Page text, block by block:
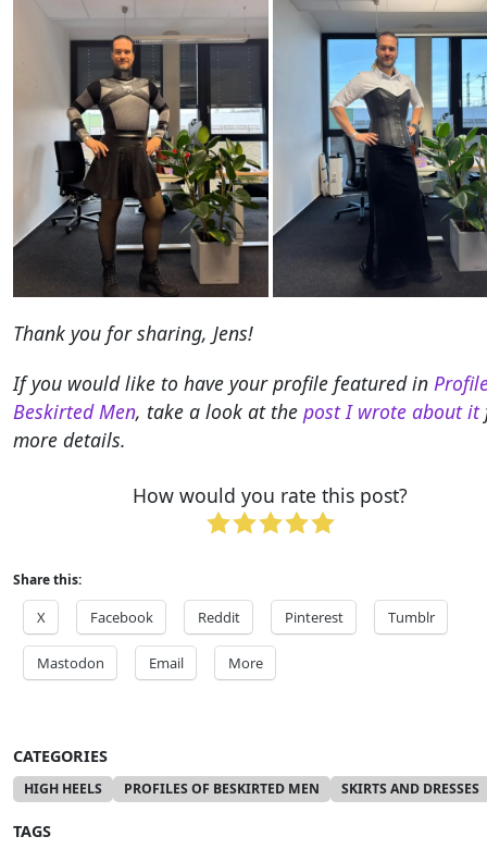
Thank you for sharing, Jens!
If you would like to have your profile featured in
Beskirted Men, take a look at the post I wrote about it
more details.
How would you rate this post?
Share this:
X Facebook Reddit Pinterest Tumblr
Mastodon Email More
CATEGORIES
HIGH HEELS PROFILES OF BESKIRTED MEN SKIRTS AND DRESSES
TAGS